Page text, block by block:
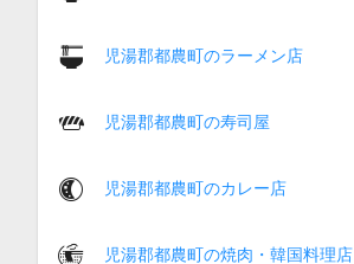
児湯郡都農町のラーメン店
児湯郡都農町の寿司屋
児湯郡都農町のカレー店
児湯郡都農町の焼肉・韓国料理店